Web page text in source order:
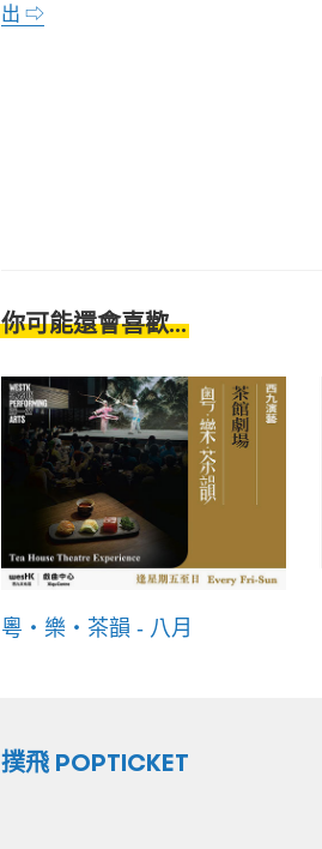
出 ⇨
你可能還會喜歡...
粵・樂・茶韻 - 八月
撲飛 POPTICKET